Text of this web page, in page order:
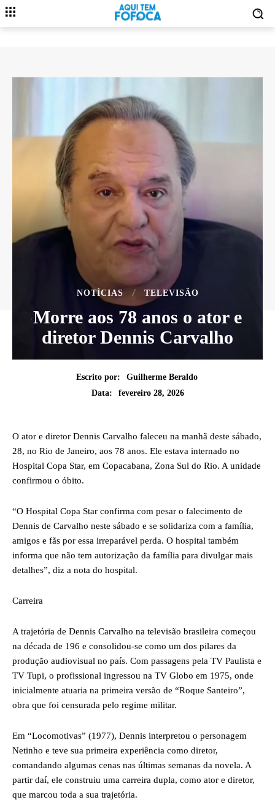
NOTÍCIAS TELEVISÃO
Morre aos 78 anos o ator e
diretor Dennis Carvalho
Escrito por:
Guilherme Beraldo
Data:
fevereiro 28, 2026
O ator e diretor Dennis Carvalho faleceu na manhã deste sábado,
28, no Rio de Janeiro, aos 78 anos. Ele estava internado no
Hospital Copa Star, em Copacabana, Zona Sul do Rio. A unidade
confirmou o óbito.
“O Hospital Copa Star confirma com pesar o falecimento de
Dennis de Carvalho neste sábado e se solidariza com a família,
amigos e fãs por essa irreparável perda. O hospital também
informa que não tem autorização da família para divulgar mais
detalhes”, diz a nota do hospital.
Carreira
A trajetória de Dennis Carvalho na televisão brasileira começou
na década de 196 e consolidou-se como um dos pilares da
produção audiovisual no país. Com passagens pela TV Paulista e
TV Tupi, o profissional ingressou na TV Globo em 1975, onde
inicialmente atuaria na primeira versão de “Roque Santeiro”,
obra que foi censurada pelo regime militar.
Em “Locomotivas” (1977), Dennis interpretou o personagem
Netinho e teve sua primeira experiência como diretor,
comandando algumas cenas nas últimas semanas da novela. A
partir daí, ele construiu uma carreira dupla, como ator e diretor,
que marcou toda a sua trajetória.